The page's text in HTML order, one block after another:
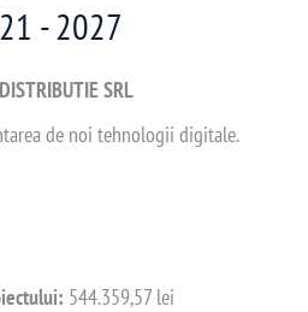
- 2027
SRL
de noi tehnologii digitale.
544.359,57 lei